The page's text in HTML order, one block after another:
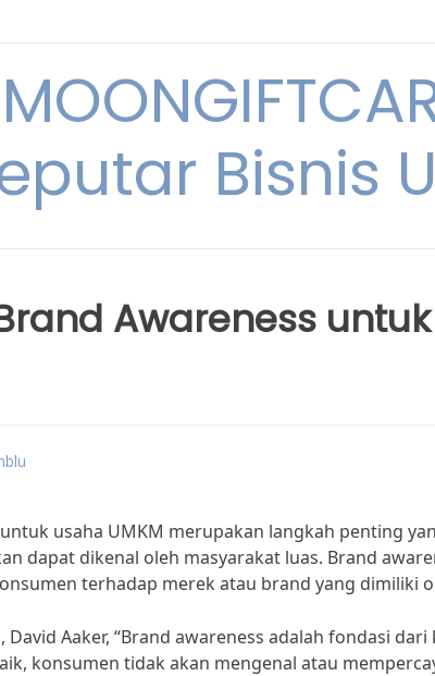
Bisnis
Awareness
usaha UMKM merupakan langkah penting
dapat dikenal oleh masyarakat luas. Brand
terhadap merek atau brand yang dimiliki
Aaker, “Brand awareness adalah fondasi
konsumen tidak akan mengenal atau